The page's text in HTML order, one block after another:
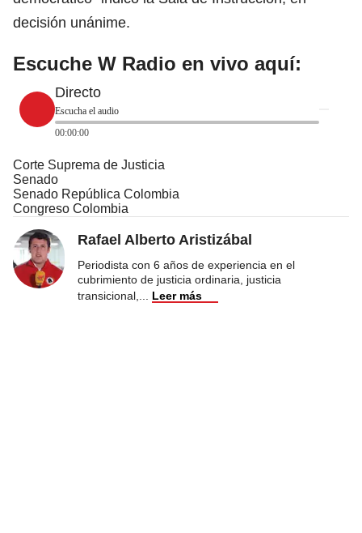
decisión unánime.
Escuche W Radio en vivo aquí:
Directo
Escucha el audio
00:00:00
Corte Suprema de Justicia
Senado
Senado República Colombia
Congreso Colombia
Rafael Alberto Aristizábal
Periodista con 6 años de experiencia en el
cubrimiento de justicia ordinaria, justicia
transicional,
Leer más